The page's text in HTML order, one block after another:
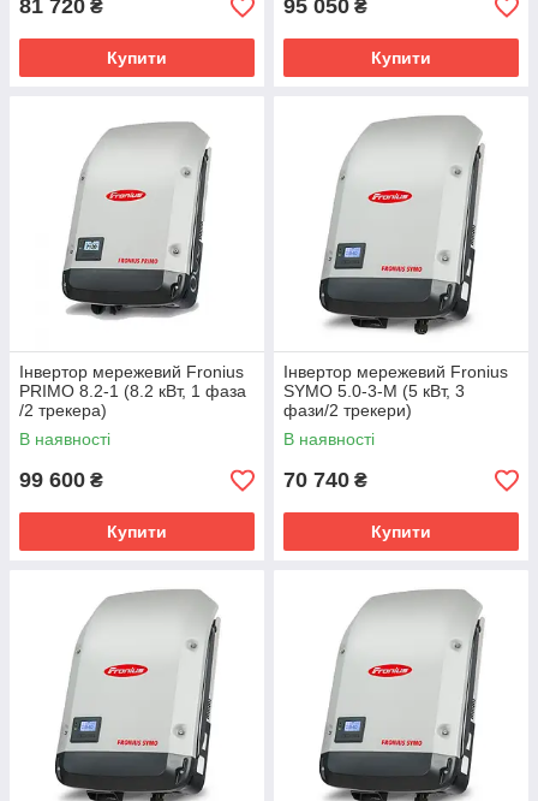
81 720 ₴
Купити
95 050 ₴
Купити
Інвертор мережевий Fronius
PRIMO 8.2-1 (8.2 кВт, 1 фаза
/2 трекера)
В наявності
99 600 ₴
Купити
Інвертор мережевий Fronius
SYMO 5.0-3-M (5 кВт, 3
фази/2 трекери)
В наявності
70 740 ₴
Купити